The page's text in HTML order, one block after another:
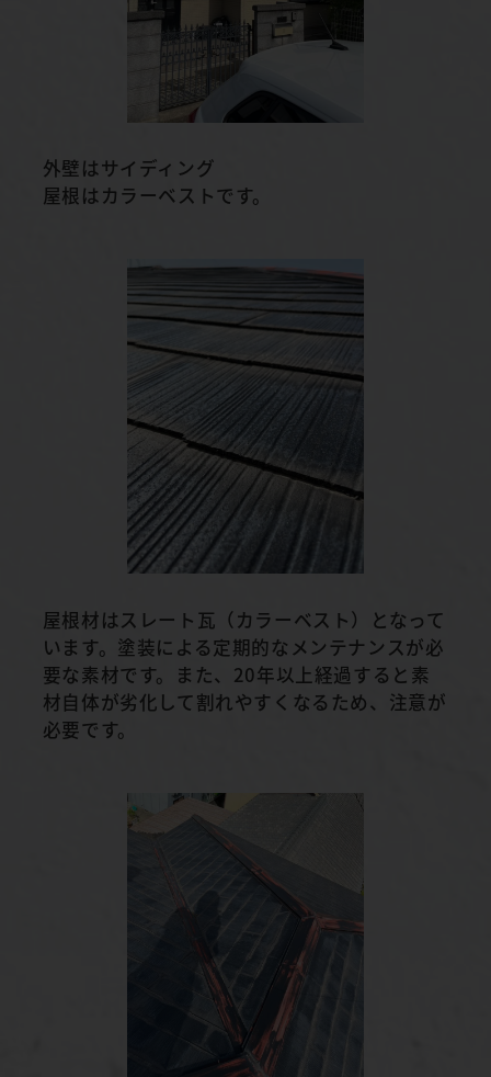
外壁はサイディング
屋根はカラーベストです。
屋根材はスレート瓦（カラーベスト）となって
います。塗装による定期的なメンテナンスが必
要な素材です。また、20年以上経過すると素
材自体が劣化して割れやすくなるため、注意が
必要です。